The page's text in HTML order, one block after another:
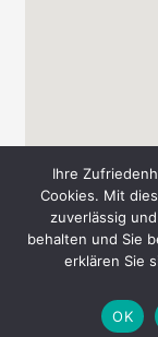
Copyright ©
Ihre
Cookies. Mit
zuverlässig
behalten und Sie
erklären Sie
OK